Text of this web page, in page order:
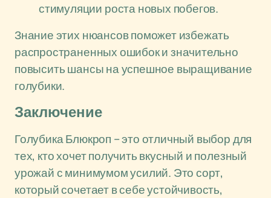
стимуляции роста новых побегов.
Знание этих нюансов поможет избежать
распространенных ошибок и значительно
повысить шансы на успешное выращивание
голубики.
Заключение
Голубика Блюкроп – это отличный выбор для
тех, кто хочет получить вкусный и полезный
урожай с минимумом усилий. Это сорт,
который сочетает в себе устойчивость,